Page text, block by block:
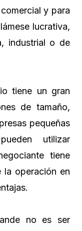
y para
lucrativa,
industrial o de
tiene un gran
de tamaño,
pequeñas
utilizar
tiene
la operación en
no es ser